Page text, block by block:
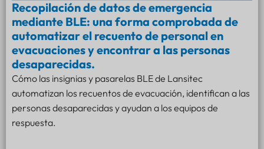
Recopilación de datos de emergencia
mediante BLE: una forma comprobada de
automatizar el recuento de personal en
evacuaciones y encontrar a las personas
desaparecidas.
Cómo las insignias y pasarelas BLE de Lansitec
automatizan los recuentos de evacuación, identifican a las
personas desaparecidas y ayudan a los equipos de
respuesta.